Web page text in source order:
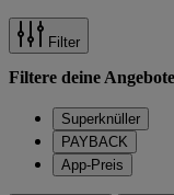
Filter
Filtere deine Angebote
Superknüller
PAYBACK
App-Preis